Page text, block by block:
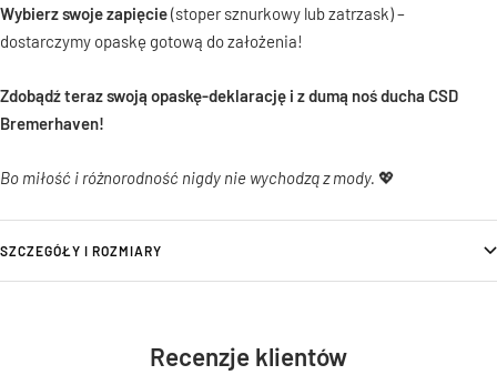
Wybierz swoje zapięcie(stoper sznurkowy lub zatrzask) –
dostarczymy opaskę gotową do założenia!
Zdobądź teraz swoją opaskę-deklarację i z dumą noś ducha CSD
Bremerhaven!
Bo miłość i różnorodność nigdy nie wychodzą z mody. 💖
SZCZEGÓŁY I ROZMIARY
Recenzje klientów